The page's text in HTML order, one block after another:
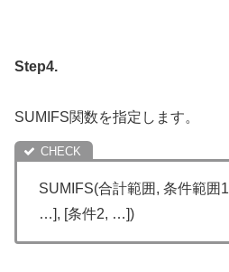
Step4.
SUMIFS関数を指定します。
SUMIFS(合計範囲 , 条件範囲1
…], [条件2, …])